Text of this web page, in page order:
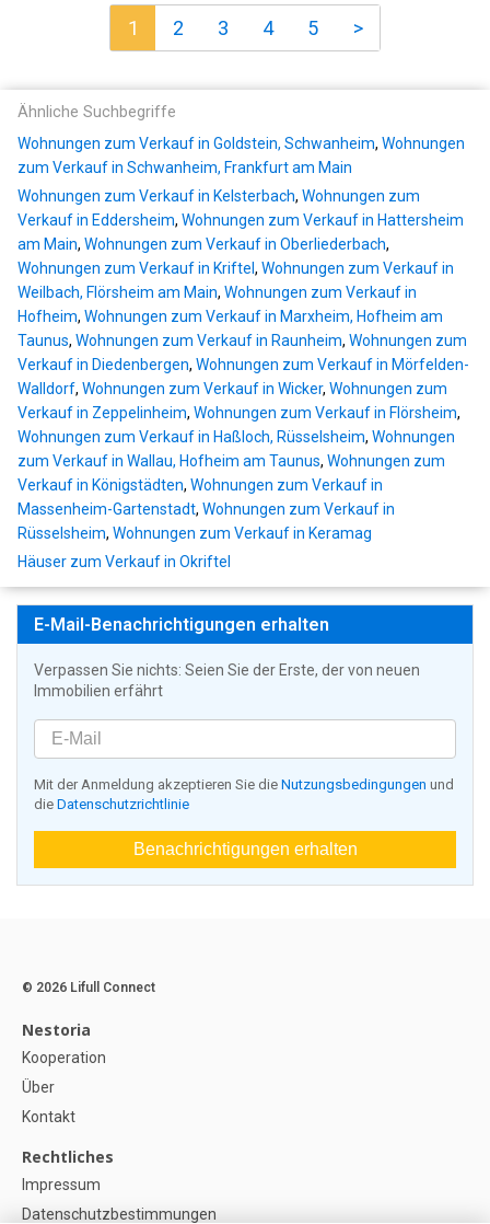
1 2 3 4 5 >
Ähnliche Suchbegriffe
Wohnungen zum Verkauf in Goldstein, Schwanheim, Wohnungen
zum Verkauf in Schwanheim, Frankfurt am Main
Wohnungen zum Verkauf in Kelsterbach, Wohnungen zum
Verkauf in Eddersheim, Wohnungen zum Verkauf in Hattersheim
am Main, Wohnungen zum Verkauf in Oberliederbach,
Wohnungen zum Verkauf in Kriftel , Wohnungen zum Verkauf in
Weilbach, Flörsheim am Main, Wohnungen zum Verkauf in
Hofheim, Wohnungen zum Verkauf in Marxheim, Hofheim am
Taunus, Wohnungen zum Verkauf in Raunheim, Wohnungen zum
Verkauf in Diedenbergen, Wohnungen zum Verkauf in Mörfelden-
Walldorf, Wohnungen zum Verkauf in Wicker, Wohnungen zum
Verkauf in Zeppelinheim, Wohnungen zum Verkauf in Flörsheim,
Wohnungen zum Verkauf in Haßloch, Rüsselsheim, Wohnungen
zum Verkauf in Wallau, Hofheim am Taunus, Wohnungen zum
Verkauf in Königstädten, Wohnungen zum Verkauf in
Massenheim-Gartenstadt, Wohnungen zum Verkauf in
Rüsselsheim, Wohnungen zum Verkauf in Keramag
Häuser zum Verkauf in Okriftel
E-Mail-Benachrichtigungen erhalten
Verpassen Sie nichts: Seien Sie der Erste, der von neuen
Immobilien erfährt
Mit der Anmeldung akzeptieren Sie die Nutzungsbedingungen und
die Datenschutzrichtlinie
Benachrichtigungen erhalten
© 2026 Lifull Connect
Nestoria
Kooperation
Über
Kontakt
Rechtliches
Impressum
Datenschutzbestimmungen